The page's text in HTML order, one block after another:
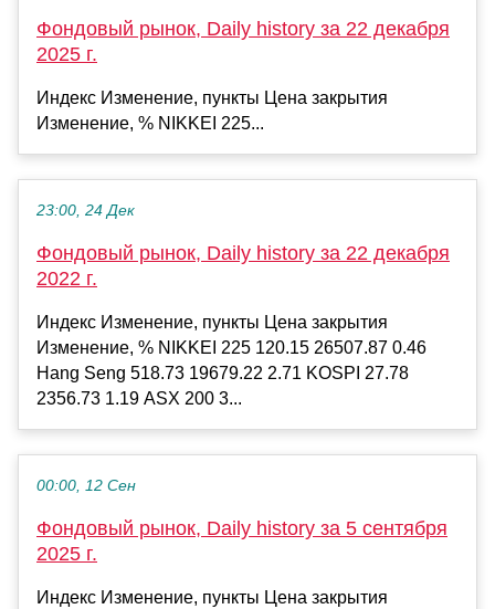
Фондовый рынок, Daily history за 22 декабря
2025 г.
Индекс Изменение, пункты Цена закрытия
Изменение, % NIKKEI 225...
23:00, 24 Дек
Фондовый рынок, Daily history за 22 декабря
2022 г.
Индекс Изменение, пункты Цена закрытия
Изменение, % NIKKEI 225 120.15 26507.87 0.46
Hang Seng 518.73 19679.22 2.71 KOSPI 27.78
2356.73 1.19 ASX 200 3...
00:00, 12 Сен
Фондовый рынок, Daily history за 5 сентября
2025 г.
Индекс Изменение, пункты Цена закрытия